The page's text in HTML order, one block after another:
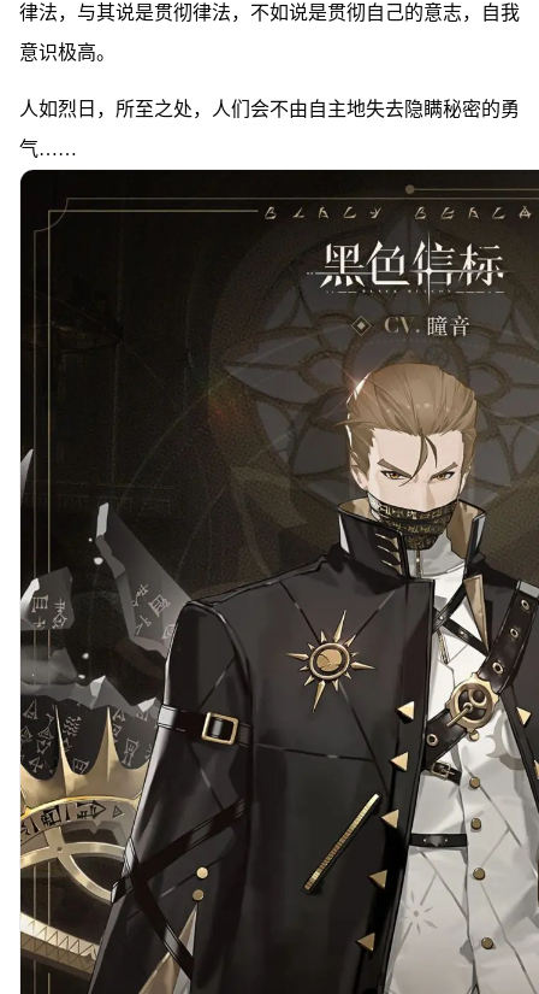
律法，与其说是贯彻律法，不如说是贯彻自己的意志，自我
意识极高。
人如烈日，所至之处，人们会不由自主地失去隐瞒秘密的勇
气……